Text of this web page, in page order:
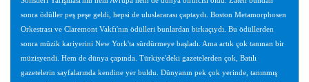
sonra ödüller peş peşe geldi, hepsi de uluslararası çaptaydı. Boston Metamorphosen
Orkestrası ve Claremont Vakfı'nın ödülleri bunlardan birkaçıydı. Bu ödüllerden
sonra müzik kariyerini New York'ta sürdürmeye başladı. Ama artık çok tanınan bir
müzisyendi. Hem de dünya çapında. Türkiye'deki gazetelerden çok, Batılı
gazetelerin sayfalarında kendine yer buldu. Dünyanın pek çok yerinde, tanınmış